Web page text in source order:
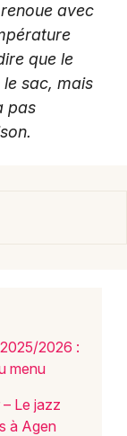
avec
que le
sac, mais
pas
2026 :
menu
Le jazz
à Agen